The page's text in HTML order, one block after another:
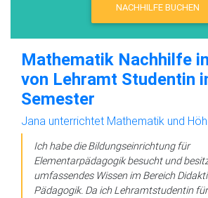
NACHHILFE BUCHEN
Mathematik Nachhilfe
von Lehramt Studentin
Semester
Jana unterrichtet Mathematik und
Ich habe die Bildungseinrichtung für
Elementarpädagogik besucht und
umfassendes Wissen im Bereich
Pädagogik. Da ich Lehramtstudentin